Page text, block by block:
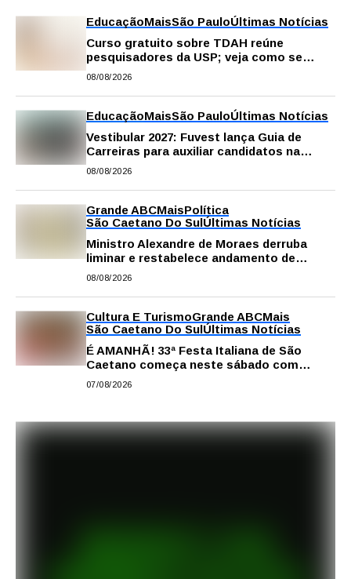
EducaçãoMaisSão PauloÚltimas Notícias
Curso gratuito sobre TDAH reúne
pesquisadores da USP; veja como se
inscrever
08/08/2026
EducaçãoMaisSão PauloÚltimas Notícias
Vestibular 2027: Fuvest lança Guia de
Carreiras para auxiliar candidatos na
escolha da profissão
08/08/2026
Grande ABCMaisPolítica
São Caetano Do SulÚltimas Notícias
Ministro Alexandre de Moraes derruba
liminar e restabelece andamento de
comissão processante contra vereador
08/08/2026
Cultura E TurismoGrande ABCMais
São Caetano Do SulÚltimas Notícias
É AMANHÃ! 33ª Festa Italiana de São
Caetano começa neste sábado com
gastronomia, música e solidariedade
07/08/2026